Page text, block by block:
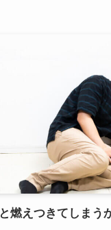
燃えつきてしまう